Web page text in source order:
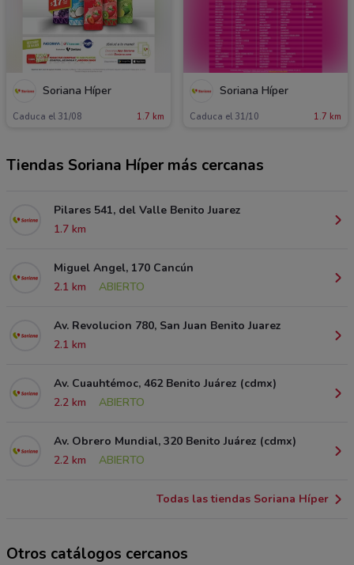
Soriana Híper
Caduca el 31/08 1.7 km
Soriana Híper
Caduca el 31/10 1.7 km
Tiendas Soriana Híper más cercanas
Pilares 541, del Valle Benito Juarez
1.7 km
Miguel Angel, 170 Cancún
2.1 km
ABIERTO
Av. Revolucion 780, San Juan Benito Juarez
2.1 km
Av. Cuauhtémoc, 462 Benito Juárez (cdmx)
2.2 km
ABIERTO
Av. Obrero Mundial, 320 Benito Juárez (cdmx)
2.2 km
ABIERTO
Todas las tiendas Soriana Híper
Otros catálogos cercanos